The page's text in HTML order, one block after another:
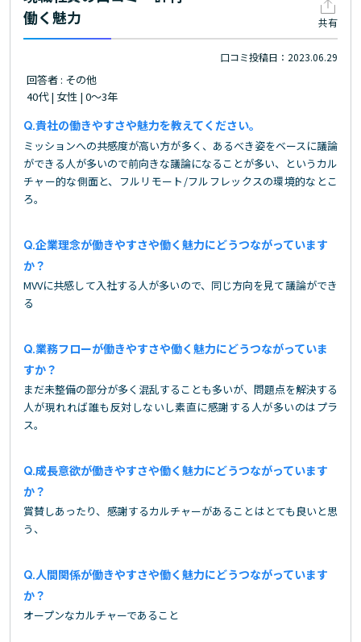
働く魅力
共有
口コミ投稿日：2023.06.29
回答者 : その他
40代 | 女性 | 0～3年
貴社の働きやすさや魅力を教えてください。
ミッションへの共感度が高い方が多く、あるべき姿をベースに議論
ができる人が多いので前向きな議論になることが多い、というカル
チャー的な側面と、フルリモート/フルフレックスの環境的なとこ
ろ。
企業理念が働きやすさや働く魅力にどうつながっています
か？
MVVに共感して入社する人が多いので、同じ方向を見て議論ができ
る
業務フローが働きやすさや働く魅力にどうつながっていま
すか？
まだ未整備の部分が多く混乱することも多いが、問題点を解決する
人が現れれば誰も反対しないし素直に感謝する人が多いのはプラ
ス。
成長意欲が働きやすさや働く魅力にどうつながっています
か？
賞賛しあったり、感謝するカルチャーがあることはとても良いと思
う、
人間関係が働きやすさや働く魅力にどうつながっています
か？
オープンなカルチャーであること